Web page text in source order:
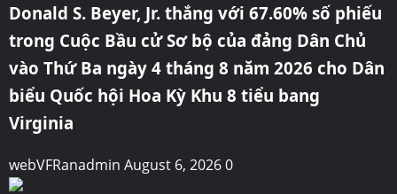
Donald S. Beyer, Jr. thắng với 67.60% số phiếu
trong Cuộc Bầu cử Sơ bộ của đảng Dân Chủ
vào Thứ Ba ngày 4 tháng 8 năm 2026 cho Dân
biểu Quốc hội Hoa Kỳ Khu 8 tiểu bang
Virginia
webVFRanadmin August 6, 20260